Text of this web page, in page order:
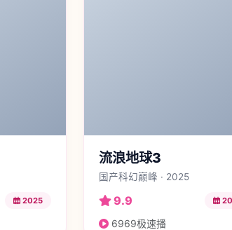
2025
流浪地球3
国产科幻巅峰 · 2025
9.9
6969极速播